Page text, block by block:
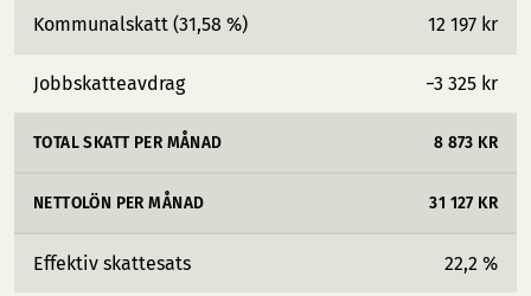
Kommunalskatt (31,58 %) 12 197 kr
Jobbskatteavdrag −3 325 kr
TOTAL SKATT PER MÅNAD 8 873 KR
NETTOLÖN PER MÅNAD 31 127 KR
Effektiv skattesats 22,2 %